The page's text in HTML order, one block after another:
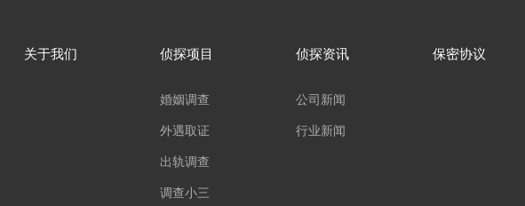
关于我们 侦探项目
婚姻调查
外遇取证
出轨调查
调查小三
侦探资讯
公司新闻
行业新闻
保密协议